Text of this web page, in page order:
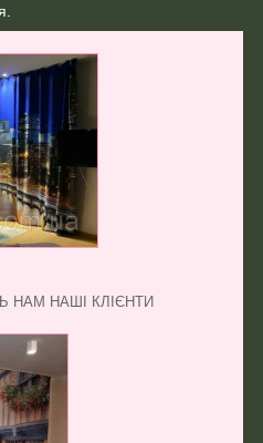
НАМ НАШІ КЛІЄНТИ